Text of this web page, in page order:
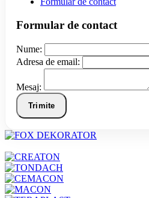
Formular de contact
Nume:
Adresa de email:
Mesaj:
Trimite